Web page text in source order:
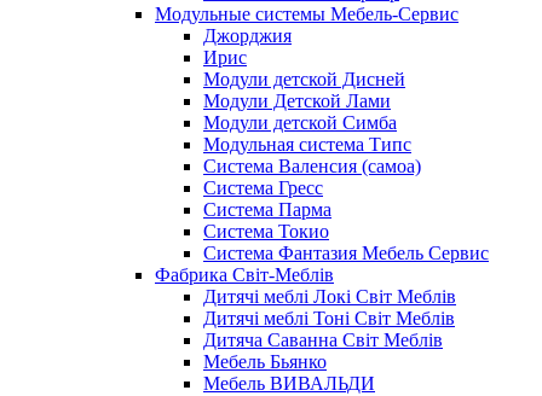
Модульные системы Мебель-Сервис
Джорджия
Ирис
Модули детской Дисней
Модули Детской Лами
Модули детской Симба
Модульная система Типс
Система Валенсия (самоа)
Система Гресс
Система Парма
Система Токио
Система Фантазия Мебель Сервис
Фабрика Світ-Меблів
Дитячі меблі Локі Світ Меблів
Дитячі меблі Тоні Світ Меблів
Дитяча Саванна Світ Меблів
Мебель Бьянко
Мебель ВИВАЛЬДИ